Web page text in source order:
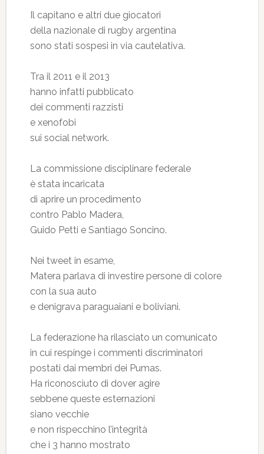
Il capitano e altri due giocatori
della nazionale di rugby argentina
sono stati sospesi in via cautelativa.
Tra il 2011 e il 2013
hanno infatti pubblicato
dei commenti razzisti
e xenofobi
sui social network.
La commissione disciplinare federale
è stata incaricata
di aprire un procedimento
contro Pablo Madera,
Guido Petti e Santiago Soncino.
Nei tweet in esame,
Matera parlava di investire persone di colore
con la sua auto
e denigrava paraguaiani e boliviani.
La federazione ha rilasciato un comunicato
in cui respinge i commenti discriminatori
postati dai membri dei Pumas.
Ha riconosciuto di dover agire
sebbene queste esternazioni
siano vecchie
e non rispecchino l’integrità
che i 3 hanno mostrato